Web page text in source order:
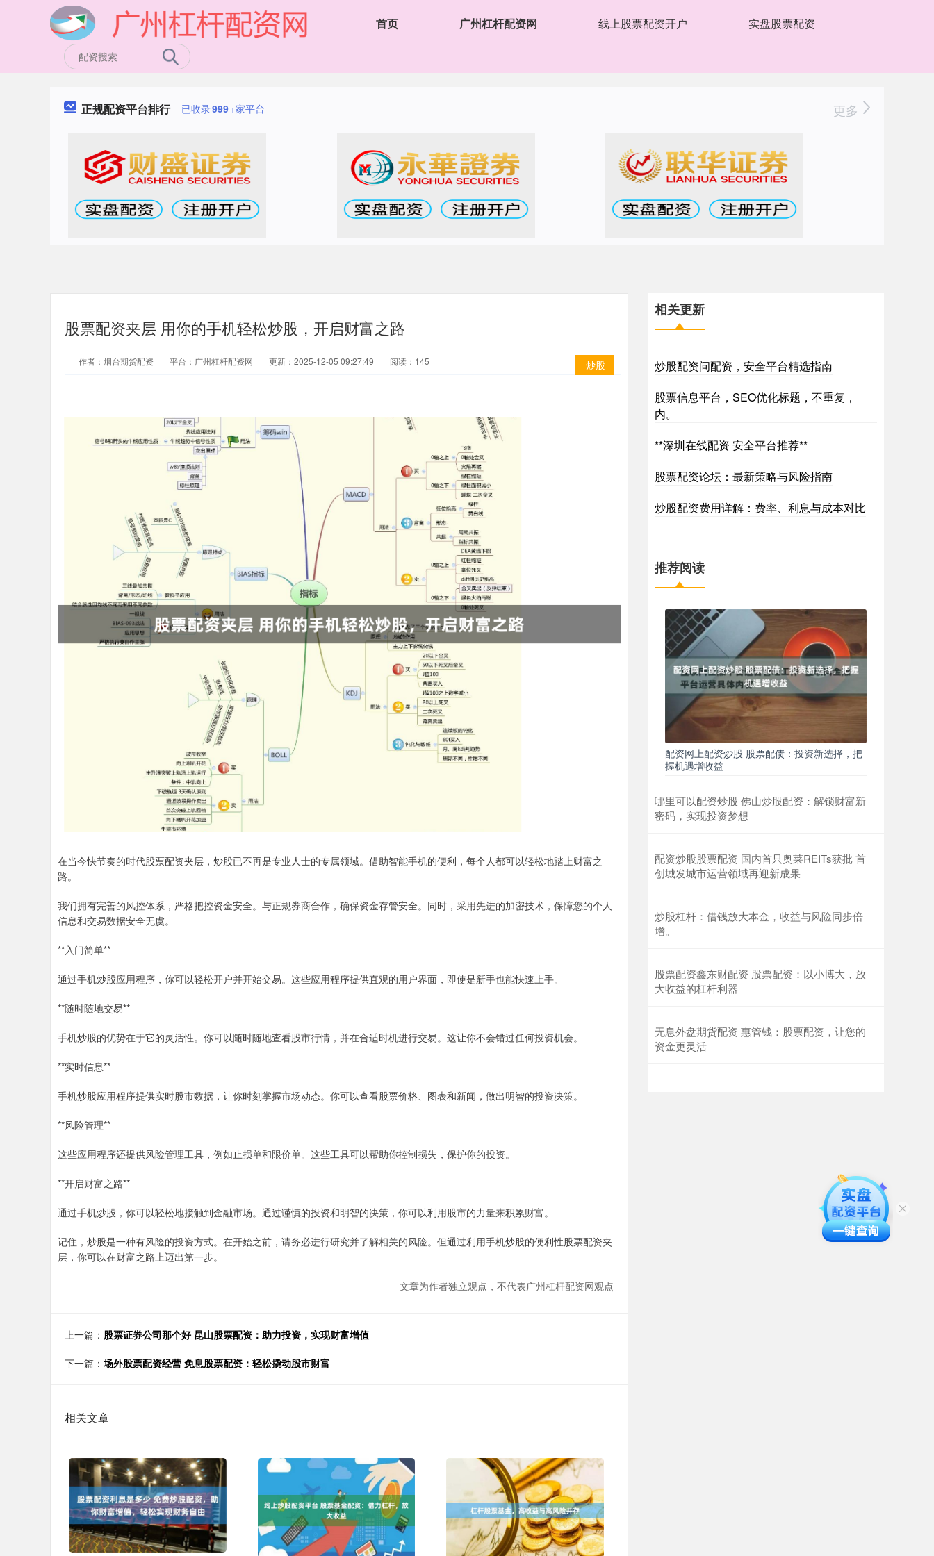
首页 广州杠杆配资网 线上股票配资开户 实盘股票配资
正规配资平台排行 已收录999+家平台 更多
股票配资夹层 用你的手机轻松炒股，开启财富之路
炒股
作者：烟台期货配资 平台：广州杠杆配资网 更新：2025-12-05 09:27:49 阅读：145
在当今快节奏的时代股票配资夹层，炒股已不再是专业人士的专属领域。借助智能手机的便利，每个人都可以轻松地踏上财富之
路。
我们拥有完善的风控体系，严格把控资金安全。与正规券商合作，确保资金存管安全。同时，采用先进的加密技术，保障您的个人
信息和交易数据安全无虞。
**入门简单**
通过手机炒股应用程序，你可以轻松开户并开始交易。这些应用程序提供直观的用户界面，即使是新手也能快速上手。
**随时随地交易**
手机炒股的优势在于它的灵活性。你可以随时随地查看股市行情，并在合适时机进行交易。这让你不会错过任何投资机会。
**实时信息**
手机炒股应用程序提供实时股市数据，让你时刻掌握市场动态。你可以查看股票价格、图表和新闻，做出明智的投资决策。
**风险管理**
这些应用程序还提供风险管理工具，例如止损单和限价单。这些工具可以帮助你控制损失，保护你的投资。
**开启财富之路**
通过手机炒股，你可以轻松地接触到金融市场。通过谨慎的投资和明智的决策，你可以利用股市的力量来积累财富。
记住，炒股是一种有风险的投资方式。在开始之前，请务必进行研究并了解相关的风险。但通过利用手机炒股的便利性股票配资夹
层，你可以在财富之路上迈出第一步。
文章为作者独立观点，不代表广州杠杆配资网观点
上一篇： 股票证券公司那个好 昆山股票配资：助力投资，实现财富增值
下一篇：场外股票配资经营 免息股票配资：轻松撬动股市财富
相关文章
相关更新
炒股配资问配资，安全平台精选指南
股票信息平台，SEO优化标题，不重复，
内。
**深圳在线配资 安全平台推荐**
股票配资论坛：最新策略与风险指南
炒股配资费用详解：费率、利息与成本对比
推荐阅读
配资网上配资炒股 股票配债：投资新选择，把
握机遇增收益
哪里可以配资炒股 佛山炒股配资：解锁财富新
密码，实现投资梦想
配资炒股股票配资 国内首只奥莱REITs获批 首
创城发城市运营领域再迎新成果
炒股杠杆：借钱放大本金，收益与风险同步倍
增。
股票配资鑫东财配资 股票配资：以小博大，放
大收益的杠杆利器
无息外盘期货配资 惠管钱：股票配资，让您的
资金更灵活